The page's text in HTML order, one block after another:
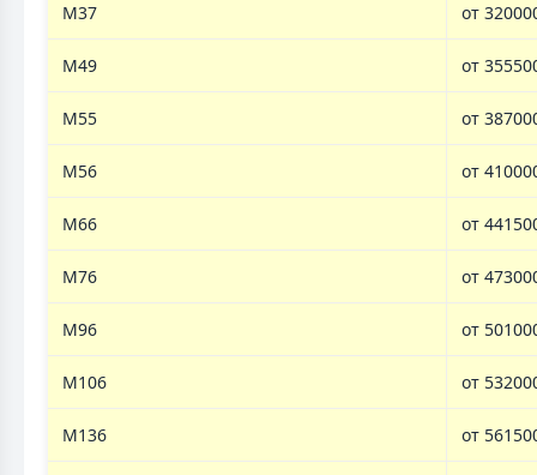
M37 от
M49 от
M55 от
M56 от
M66 от
M76 от
M96 от
M106 от
M136 от